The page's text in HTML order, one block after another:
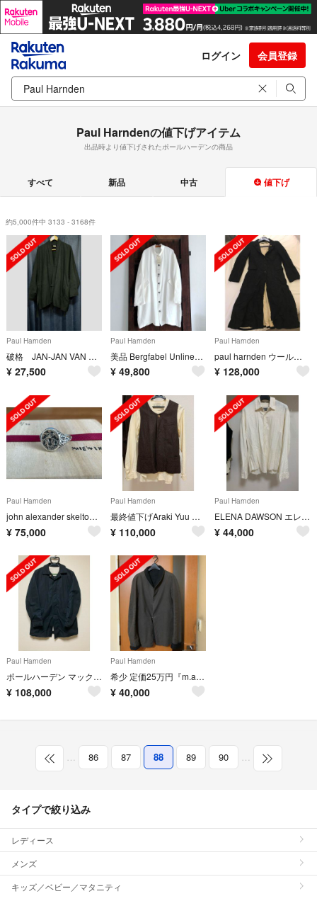
ログイン 会員登録
Paul Harndenの値下げアイテム
出品時より値下げされたポールハーデンの商品
すべて 新品 中古 値下げ
約5,000件中 3133 - 3168件
Paul Harnden
破格 JAN-JAN VAN ESSCHE 羽織ジャケット
¥ 27,500
Paul Harnden
美品 Bergfabel Unlined Oversize coat White
¥ 49,800
Paul Harnden
paul harnden ウールコート
¥ 128,000
Paul Harnden
john alexander skelton リング
¥ 75,000
Paul Harnden
最終値下げAraki Yuu セットアップ
¥ 110,000
Paul Harnden
ELENA DAWSON エレナドーソンシャツ
¥ 44,000
Paul Harnden
ポールハーデン マックコート ベンタイル
¥ 108,000
Paul Harnden
希少 定価25万円『m.a＋』ショールカラーウールジャケット エムエークロス
¥ 40,000
… 86 87 88 89 90 …
タイプで絞り込み
レディース
メンズ
キッズ／ベビー／マタニティ